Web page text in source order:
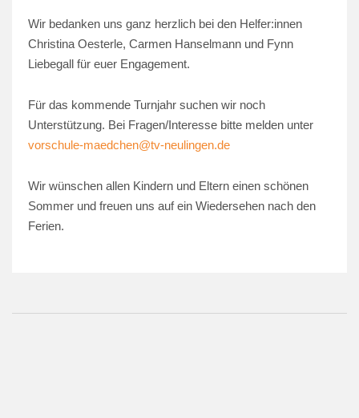
Wir bedanken uns ganz herzlich bei den Helfer:innen
Christina Oesterle, Carmen Hanselmann und Fynn
Liebegall für euer Engagement.
Für das kommende Turnjahr suchen wir noch
Unterstützung. Bei Fragen/Interesse bitte melden unter
vorschule-maedchen@tv-neulingen.de
Wir wünschen allen Kindern und Eltern einen schönen
Sommer und freuen uns auf ein Wiedersehen nach den
Ferien.